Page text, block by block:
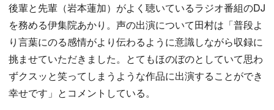
後輩と先輩（岩本蓮加）がよく聴いているラジオ番組のDJ
を務める伊集院あかり。声の出演について田村は「普段よ
り言葉にのる感情がより伝わるように意識しながら収録に
挑ませていただきました。とてもほのぼのとしていて思わ
ずクスッと笑ってしまうような作品に出演することができ
幸せです」とコメントしている。